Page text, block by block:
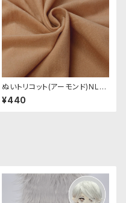
ぬいトリコット(アーモンド)NL0
04 ぬいぐるみ用薄手パイル生
地 20cm
¥440